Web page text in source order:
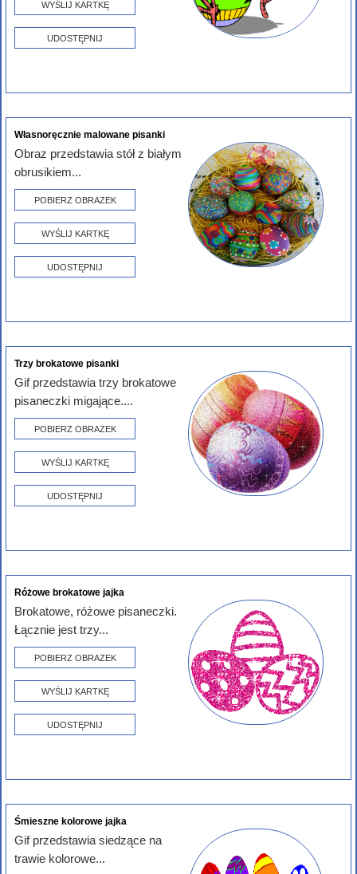
WYŚLIJ KARTKĘ
UDOSTĘPNIJ
Własnoręcznie malowane pisanki
Obraz przedstawia stół z białym
obrusikiem...
POBIERZ OBRAZEK
WYŚLIJ KARTKĘ
UDOSTĘPNIJ
Trzy brokatowe pisanki
Gif przedstawia trzy brokatowe
pisaneczki migające....
POBIERZ OBRAZEK
WYŚLIJ KARTKĘ
UDOSTĘPNIJ
Różowe brokatowe jajka
Brokatowe, różowe pisaneczki.
Łącznie jest trzy...
POBIERZ OBRAZEK
WYŚLIJ KARTKĘ
UDOSTĘPNIJ
Śmieszne kolorowe jajka
Gif przedstawia siedzące na
trawie kolorowe...